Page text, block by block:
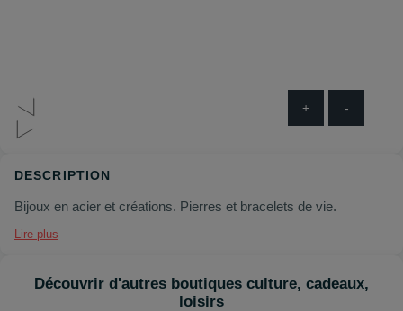
+ -
DESCRIPTION
Bijoux en acier et créations. Pierres et bracelets de vie.
Lire plus
Découvrir d'autres boutiques culture, cadeaux,
loisirs